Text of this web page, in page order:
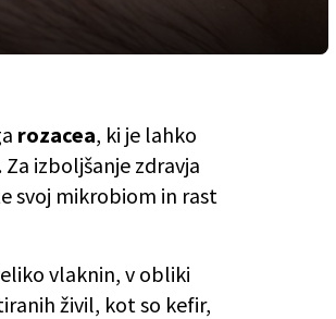
rozacea, ki je lahko
izboljšanje zdravja
svoj mikrobiom in rast
vlaknin, v obliki
živil, kot so kefir,